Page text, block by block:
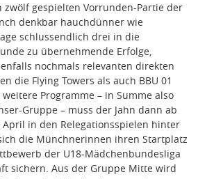
zwölf gespielten Vorrunden-Partie der
denkbar hauchdünner wie
schlussendlich drei in die
zu übernehmende Erfolge,
nochmals relevanten direkten
die Flying Towers als auch BBU 01
Programme – in Summe also
Gruppe – muss der Jahn dann ab
in den Relegationsspielen hinter
die Münchnerinnen ihren Startplatz
der U18-Mädchenbundesliga
sichern. Aus der Gruppe Mitte wird